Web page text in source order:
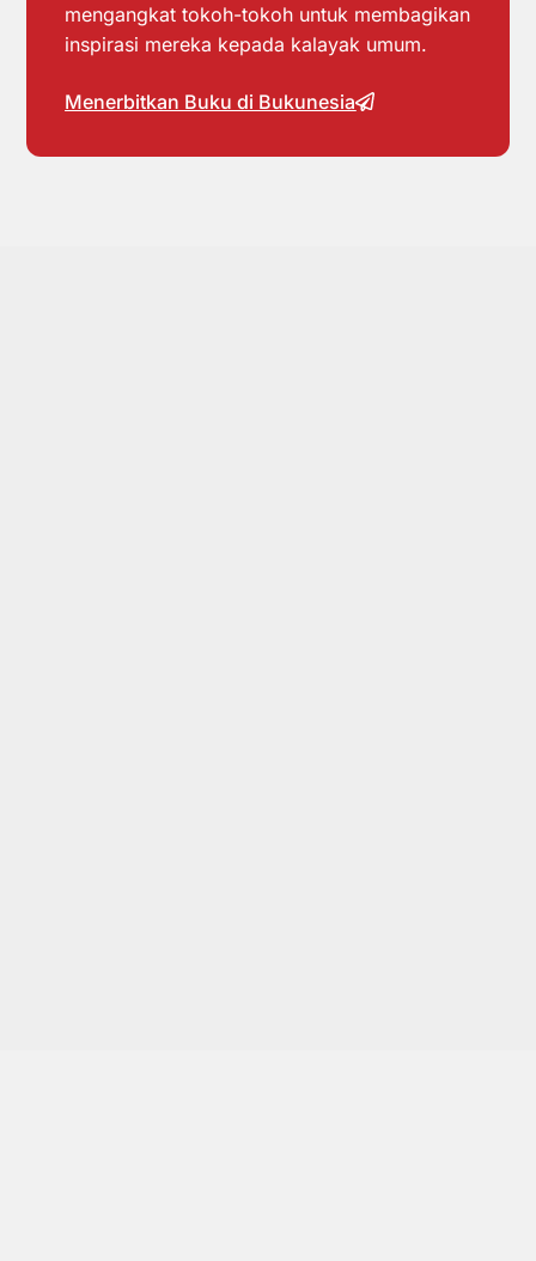
mengangkat tokoh-tokoh untuk membagikan
inspirasi mereka kepada kalayak umum.
Menerbitkan Buku di Bukunesia